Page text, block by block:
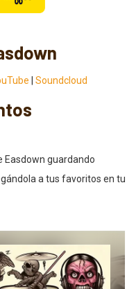
Soundcloud
Easdown guardando
a tus favoritos en tu